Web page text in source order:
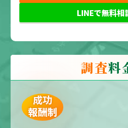
LINEで無料相
調査料
成功
報酬制